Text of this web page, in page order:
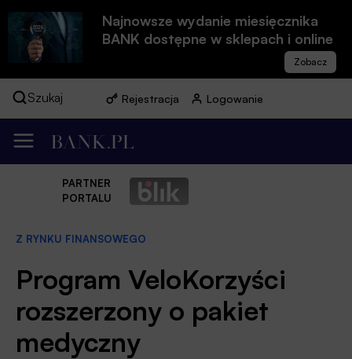
Najnowsze wydanie miesięcznika
BANK dostępne w sklepach i online
Szukaj Rejestracja Logowanie
PARTNER
PORTALU
Z RYNKU FINANSOWEGO
Program VeloKorzyści
rozszerzony o pakiet
medyczny